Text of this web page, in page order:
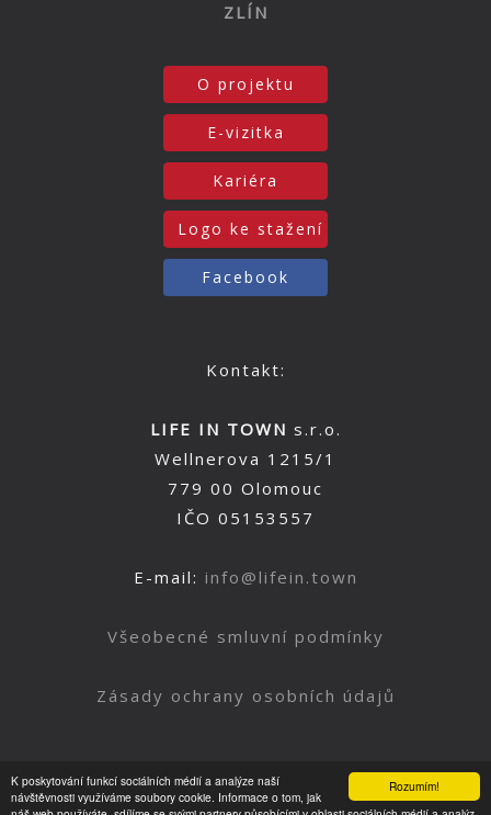
Rozumím!
K poskytování funkcí sociálních médií a analýze naší
návštěvnosti využíváme soubory cookie. Informace o tom, jak
ZLÍN
O projektu
E-vizitka
Kariéra
Logo ke stažení
Facebook
Kontakt:
LIFE IN TOWN s.r.o.
Wellnerova 1215/1
779 00 Olomouc
IČO 05153557
E-mail: info@lifein.town
Všeobecné smluvní podmínky
Zásady ochrany osobních údajů
Nahoru